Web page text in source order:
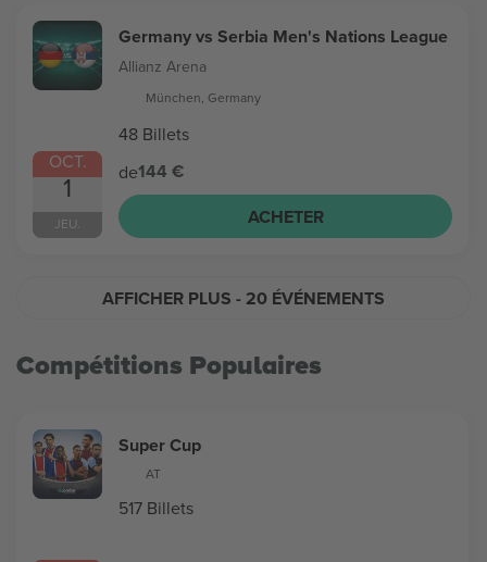
OCT.
1
JEU.
Germany vs Serbia Men's Nations League
Allianz Arena
München, Germany
48 Billets
de144 €
ACHETER
AFFICHER PLUS - 20 ÉVÉNEMENTS
Compétitions Populaires
Super Cup
AT
517 Billets